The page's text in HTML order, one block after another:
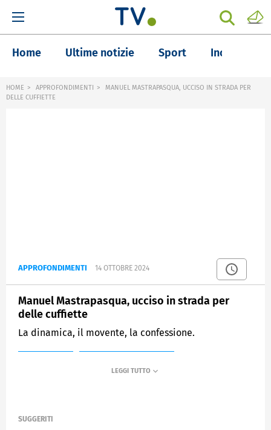
Home Ultime notizie Sport Inchieste
HOME APPROFONDIMENTI
MANUEL MASTRAPASQUA, UCCISO IN STRADA PER
DELLE CUFFIETTE
APPROFONDIMENTI 14 OTTOBRE 2024
Manuel Mastrapasqua, ucciso in strada per
delle cuffiette
La dinamica, il movente, la confessione.
SUGGERITI